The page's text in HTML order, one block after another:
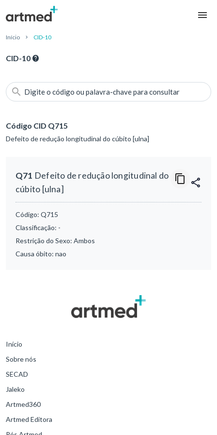
Início CID-10
CID-10
Digite o código ou palavra-chave para consultar
Código CID Q715
Defeito de redução longitudinal do cúbito [ulna]
Q71 Defeito de redução longitudinal do
cúbito [ulna]
Código: Q715
Classificação: -
Restrição do Sexo: Ambos
Causa óbito: nao
Início
Sobre nós
SECAD
Jaleko
Artmed360
Artmed Editora